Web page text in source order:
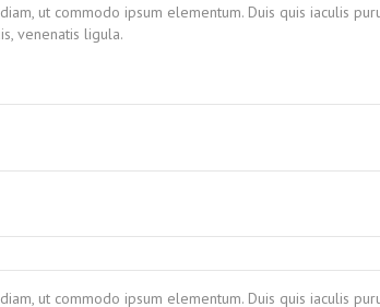
ut commodo ipsum elementum. Duis quis iaculis
venenatis ligula.
ut commodo ipsum elementum. Duis quis iaculis